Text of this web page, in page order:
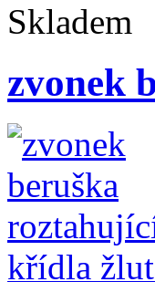
Skladem
zvonek